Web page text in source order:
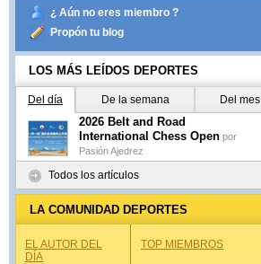
¿ Aún no eres miembro ?
Propón tu blog
LOS MÁS LEÍDOS DEPORTES
Del día De la semana Del mes
2026 Belt and Road
International Chess Open por
Pasión Ajedrez
Todos los artículos
LA COMUNIDAD DEPORTES
EL AUTOR DEL
DÍA
TOP MIEMBROS